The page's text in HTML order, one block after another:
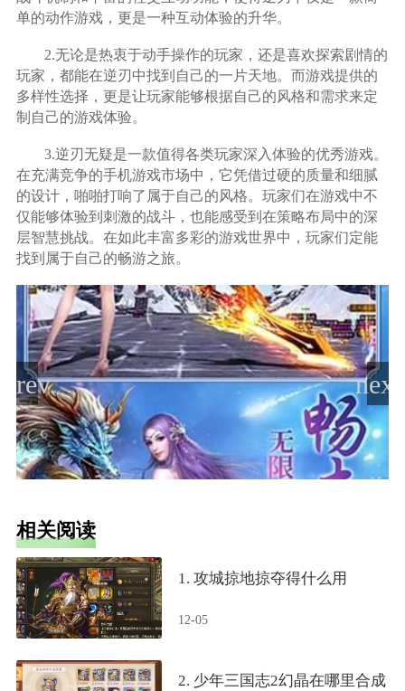
单的动作游戏，更是一种互动体验的升华。
2.无论是热衷于动手操作的玩家，还是喜欢探索剧情的
玩家，都能在逆刃中找到自己的一片天地。而游戏提供的
多样性选择，更是让玩家能够根据自己的风格和需求来定
制自己的游戏体验。
3.逆刃无疑是一款值得各类玩家深入体验的优秀游戏。
在充满竞争的手机游戏市场中，它凭借过硬的质量和细腻
的设计，啪啪打响了属于自己的风格。玩家们在游戏中不
仅能够体验到刺激的战斗，也能感受到在策略布局中的深
层智慧挑战。在如此丰富多彩的游戏世界中，玩家们定能
找到属于自己的畅游之旅。
相关阅读
1. 攻城掠地掠夺得什么用
12-05
2. 少年三国志2幻晶在哪里合成